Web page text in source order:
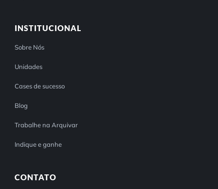
INSTITUCIONAL
Sobre Nós
Unidades
Cases de sucesso
Blog
Trabalhe na Arquivar
Indique e ganhe
CONTATO